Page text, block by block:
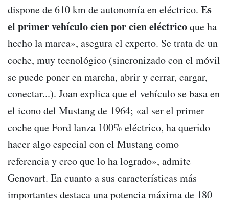
dispone de 610 km de autonomía en eléctrico. Es
el primer vehículo cien por cien eléctricoque ha
hecho la marca», asegura el experto. Se trata de un
coche, muy tecnológico (sincronizado con el móvil
se puede poner en marcha, abrir y cerrar, cargar,
conectar...). Joan explica que el vehículo se basa en
el icono del Mustang de 1964; «al ser el primer
coche que Ford lanza 100% eléctrico, ha querido
hacer algo especial con el Mustang como
referencia y creo que lo ha logrado», admite
Genovart. En cuanto a sus características más
importantes destaca una potencia máxima de 180